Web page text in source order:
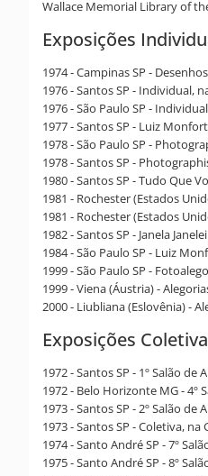
Wallace Memorial Library of
Exposições
1974 - Campinas SP -
1976 - Santos SP - Individual,
1976 - São Paulo SP -
1977 - Santos SP - Luiz
1978 - São Paulo SP -
1978 - Santos SP -
1980 - Santos SP - Tudo Que
1981 - Rochester (Estados
1981 - Rochester (Estados
1982 - Santos SP - Janela
1984 - São Paulo SP - Luiz
1999 - São Paulo SP -
1999 - Viena (Áustria) -
2000 - Liubliana (Eslovênia) -
Exposições
1972 - Santos SP - 1º Salão
1972 - Belo Horizonte MG - 4º
1973 - Santos SP - 2º Salão
1973 - Santos SP - Coletiva, na
1974 - Santo André SP - 7º
1975 - Santo André SP - 8º